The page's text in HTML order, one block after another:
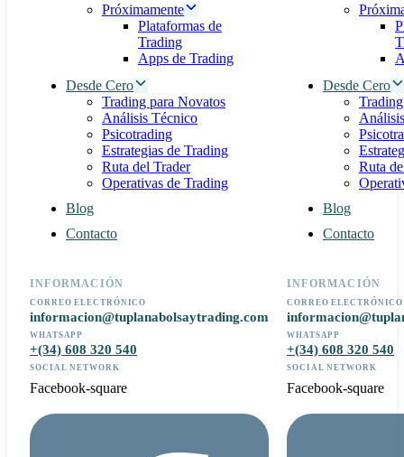
Próximamente
Plataformas de
Trading
Apps de Trading
Desde Cero
Trading para Novatos
Análisis Técnico
Psicotrading
Estrategias de Trading
Ruta del Trader
Operativas de Trading
Blog
Contacto
INFORMACIÓN
CORREO ELECTRÓNICO
informacion@tuplanabolsaytrading.com
WHATSAPP
+(34) 608 320 540
SOCIAL NETWORK
Facebook-square
Desde Cero
Ruta
Blog
Contacto
INFORMACIÓN
CORREO ELECTRÓNICO
WHATSAPP
+(34) 608 320 540
SOCIAL NETWORK
Facebook-square